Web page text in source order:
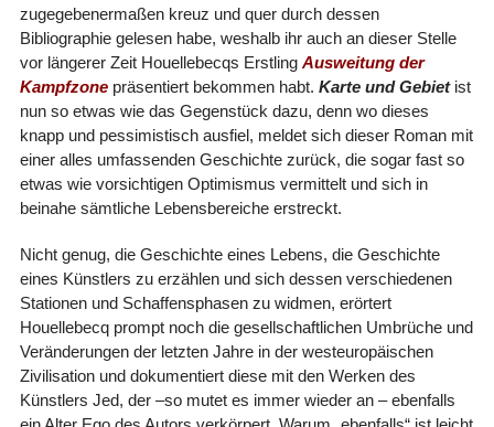
zugegebenermaßen kreuz und quer durch dessen
Bibliographie gelesen habe, weshalb ihr auch an dieser Stelle
vor längerer Zeit Houellebecqs Erstling Ausweitung der
Kampfzonepräsentiert bekommen habt. Karte und Gebietist
nun so etwas wie das Gegenstück dazu, denn wo dieses
knapp und pessimistisch ausfiel, meldet sich dieser Roman mit
einer alles umfassenden Geschichte zurück, die sogar fast so
etwas wie vorsichtigen Optimismus vermittelt und sich in
beinahe sämtliche Lebensbereiche erstreckt.
Nicht genug, die Geschichte eines Lebens, die Geschichte
eines Künstlers zu erzählen und sich dessen verschiedenen
Stationen und Schaffensphasen zu widmen, erörtert
Houellebecq prompt noch die gesellschaftlichen Umbrüche und
Veränderungen der letzten Jahre in der westeuropäischen
Zivilisation und dokumentiert diese mit den Werken des
Künstlers Jed, der –so mutet es immer wieder an – ebenfalls